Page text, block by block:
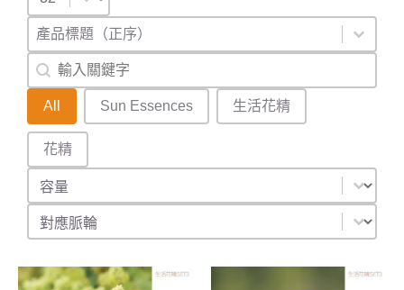
排序
Sort content
產品標題（正序）
Sort content
搜尋
Search content
產品分類
All Sun Essences 生活花精
花精
容量
Select content
對應脈輪
Select content